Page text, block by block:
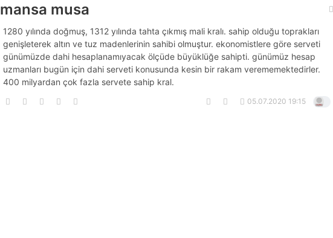
mansa musa
1280 yılında doğmuş, 1312 yılında tahta çıkmış mali kralı. sahip olduğu toprakları
genişleterek altın ve tuz madenlerinin sahibi olmuştur. ekonomistlere göre serveti
günümüzde dahi hesaplanamıyacak ölçüde büyüklüğe sahipti. günümüz hesap
uzmanları bugün için dahi serveti konusunda kesin bir rakam verememektedirler.
400 milyardan çok fazla servete sahip kral.
05.07.2020 19:15